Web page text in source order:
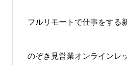
フルリモートで仕事をする
のぞき見営業オンラインレ